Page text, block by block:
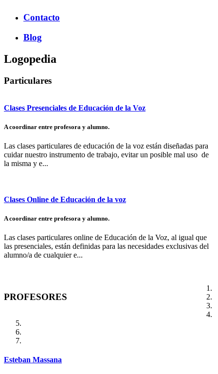
Contacto
Blog
Logopedia
Particulares
Clases Presenciales de Educación de la Voz
A coordinar entre profesora y alumno.
Las clases particulares de educación de la voz están diseñadas para
cuidar nuestro instrumento de trabajo, evitar un posible mal uso de
la misma y e...
Clases Online de Educación de la voz
A coordinar entre profesora y alumno.
Las clases particulares online de Educación de la Voz, al igual que
las presenciales, están definidas para las necesidades exclusivas del
alumno/a de cualquier e...
PROFESORES
Esteban Massana